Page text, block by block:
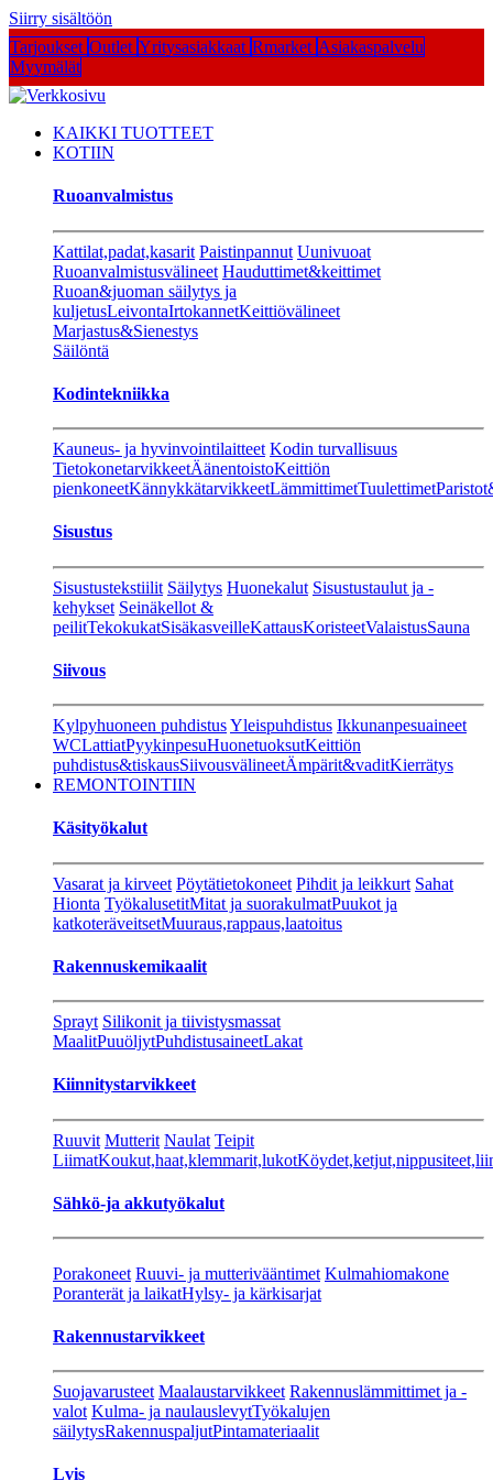
Siirry sisältöön
Tarjoukset Outlet Yritysasiakkaat Rmarket Asiakaspalvelu
Myymälät
KAIKKI TUOTTEET
KOTIIN
Ruoanvalmistus
Kattilat,padat,kasarit Paistinpannut Uunivuoat
Ruoanvalmistusvälineet Hauduttimet&keittimet
Ruoan&juoman säilytys ja
kuljetusLeivontaIrtokannetKeittiövälineet
Marjastus&Sienestys
Säilöntä
Kodintekniikka
Kauneus- ja hyvinvointilaitteet Kodin turvallisuus
TietokonetarvikkeetÄänentoistoKeittiön
pienkoneetKännykkätarvikkeetLämmittimetTuulettimet
Sisustus
Sisustustekstiilit Säilytys Huonekalut Sisustustaulut ja -
kehykset Seinäkellot &
peilitTekokukatSisäkasveilleKattausKoristeetValaistusSauna
Siivous
Kylpyhuoneen puhdistusYleispuhdistus Ikkunanpesuaineet
WCLattiatPyykinpesuHuonetuoksutKeittiön
puhdistus&tiskausSiivousvälineetÄmpärit&vaditKierrätys
REMONTOINTIIN
Käsityökalut
Vasarat ja kirveet Pöytätietokoneet Pihdit ja leikkurt Sahat
Hionta TyökalusetitMitat ja suorakulmatPuukot ja
katkoteräveitsetMuuraus,rappaus,laatoitus
Rakennuskemikaalit
Sprayt Silikonit ja tiivistysmassat
MaalitPuuöljytPuhdistusaineetLakat
Kiinnitystarvikkeet
Ruuvit Mutterit Naulat Teipit
LiimatKoukut,haat,klemmarit,lukot
Sähkö-ja akkutyökalut
Porakoneet Ruuvi- ja mutterivääntimet Kulmahiomakone
Poranterät ja laikatHylsy- ja kärkisarjat
Rakennustarvikkeet
Suojavarusteet Maalaustarvikkeet Rakennuslämmittimet ja -
valot Kulma- ja naulauslevytTyökalujen
säilytysRakennuspaljutPintamateriaalit
Lvis